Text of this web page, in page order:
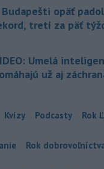
Budapešti opäť
tretí za päť
Umelá
už aj
Kvízy Podcasty Rok
Rok